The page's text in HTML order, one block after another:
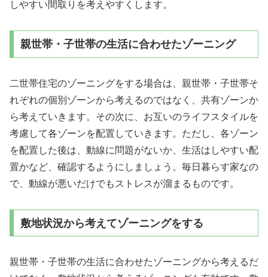
しやすい間取りを考えやすくします。
親世帯・子世帯の生活に合わせたゾーニング
二世帯住宅のゾーニングをする場合は、親世帯・子世帯そ
れぞれの個別ゾーンから考えるのではなく、共有ゾーンか
ら考えていきます。その次に、お互いのライフスタイルを
考慮して各ゾーンを配置していきます。ただし、各ゾーン
を配置した後は、動線に問題がないか、生活はしやすい配
置かなど、確認するようにしましょう。毎日暮らす家なの
で、動線が悪いだけでもストレスが溜まるものです。
敷地状況から考えてゾーニングをする
親世帯・子世帯の生活に合わせたゾーニングから考えるだ